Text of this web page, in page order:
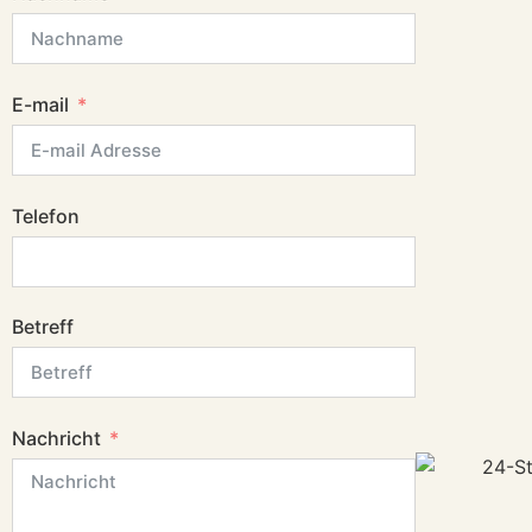
E-mail
Telefon
Betreff
Nachricht